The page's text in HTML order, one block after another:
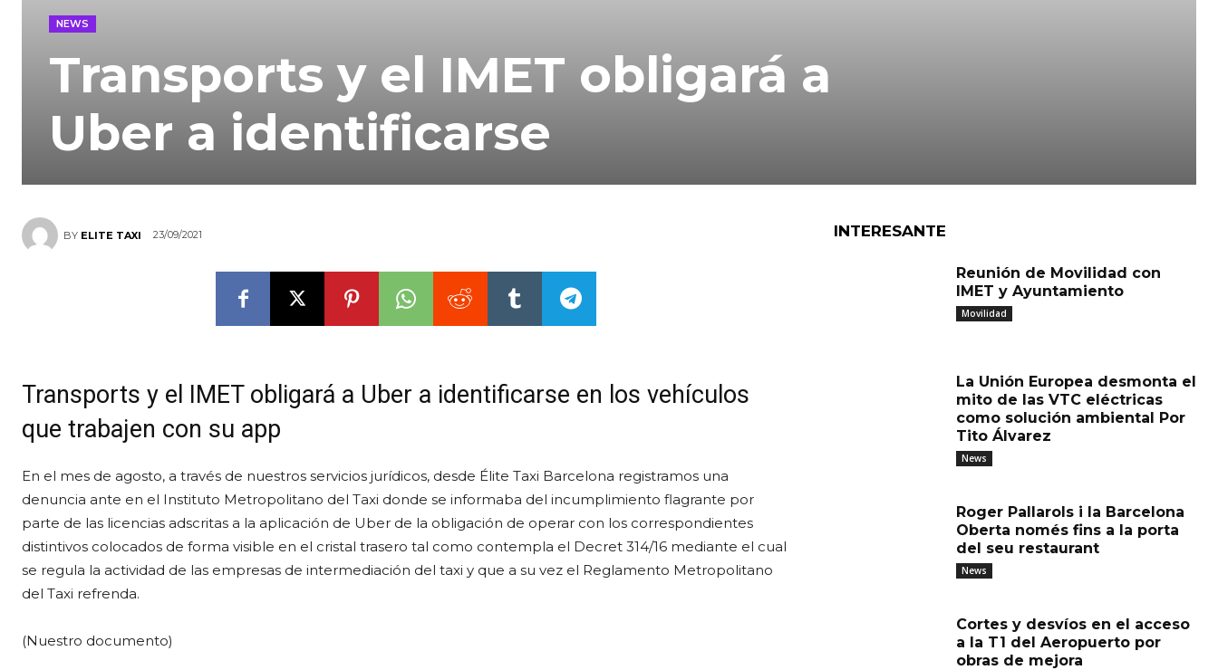
NEWS
Transports y el IMET obligará a
Uber a identificarse
BY ELITE TAXI 23/09/2021
Transports y el IMET obligará a Uber a identificarse en los vehículos
que trabajen con su app
En el mes de agosto, a través de nuestros servicios jurídicos, desde Élite Taxi Barcelona registramos una
denuncia ante en el Instituto Metropolitano del Taxi donde se informaba del incumplimiento flagrante por
parte de las licencias adscritas a la aplicación de Uber de la obligación de operar con los correspondientes
distintivos colocados de forma visible en el cristal trasero tal como contempla el Decret 314/16 mediante el cual
se regula la actividad de las empresas de intermediación del taxi y que a su vez el Reglamento Metropolitano
del Taxi refrenda.
(Nuestro documento)
INTERESANTE
Reunión de Movilidad con
IMET y Ayuntamiento
Movilidad
La Unión Europea desmonta el
mito de las VTC eléctricas
como solución ambiental Por
Tito Álvarez
News
Roger Pallarols i la Barcelona
Oberta només fins a la porta
del seu restaurant
News
Cortes y desvíos en el acceso
a la T1 del Aeropuerto por
obras de mejora